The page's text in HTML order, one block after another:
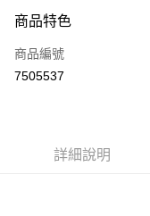
信用卡一次付款
LINE Pay
商品特色
商品編號
7505537
詳細說明